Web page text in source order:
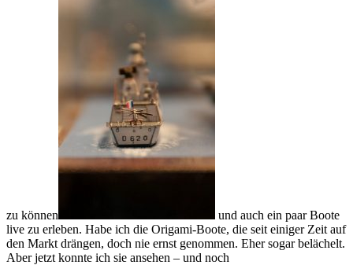
zu können
und auch ein paar Boote
live zu erleben. Habe ich die Origami-Boote, die seit einiger Zeit auf
den Markt drängen, doch nie ernst genommen. Eher sogar belächelt.
Aber jetzt konnte ich sie ansehen – und noch